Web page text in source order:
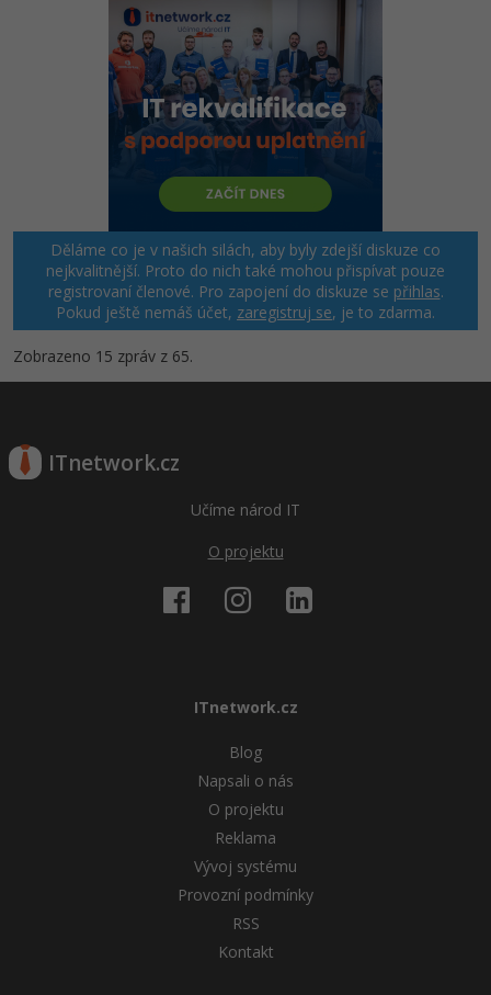
Děláme co je v našich silách, aby byly zdejší diskuze co
nejkvalitnější. Proto do nich také mohou přispívat pouze
registrovaní členové. Pro zapojení do diskuze se přihlas.
Pokud ještě nemáš účet, zaregistruj se, je to zdarma.
Zobrazeno 15 zpráv z 65.
ITnetwork.cz
Učíme národ IT
O projektu
ITnetwork.cz
Blog
Napsali o nás
O projektu
Reklama
Vývoj systému
Provozní podmínky
RSS
Kontakt